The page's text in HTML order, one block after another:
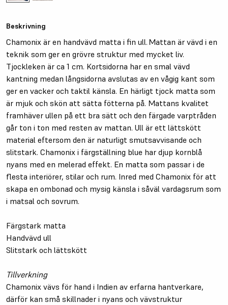
Beskrivning
Chamonix är en handvävd matta i fin ull. Mattan är vävd i en
teknik som ger en grövre struktur med mycket liv.
Tjockleken är ca 1 cm. Kortsidorna har en smal vävd
kantning medan långsidorna avslutas av en vågig kant som
ger en vacker och taktil känsla. En härligt tjock matta som
är mjuk och skön att sätta fötterna på. Mattans kvalitet
framhäver ullen på ett bra sätt och den färgade varptråden
går ton i ton med resten av mattan. Ull är ett lättskött
material eftersom den är naturligt smutsavvisande och
slitstark. Chamonix i färgställning blue har djup kornblå
nyans med en melerad effekt. En matta som passar i de
flesta interiörer, stilar och rum. Inred med Chamonix för att
skapa en ombonad och mysig känsla i såväl vardagsrum som
i matsal och sovrum.
Färgstark matta
Handvävd ull
Slitstark och lättskött
Tillverkning
Chamonix vävs för hand i Indien av erfarna hantverkare,
därför kan små skillnader i nyans och vävstruktur